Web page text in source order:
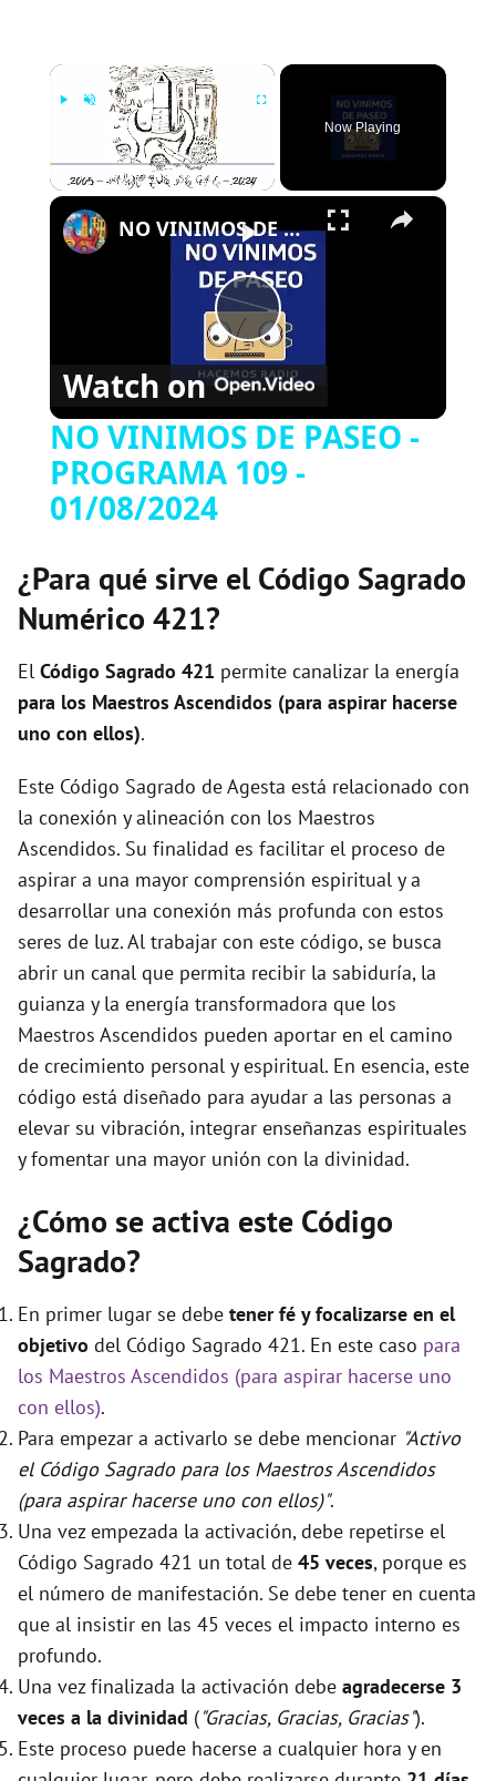
×
Now Playing
×
P
a
i
e
o
NO VINIMOS DE PASEO - PROGRAMA 109 - 01/08/2024
Watch on
NO VINIMOS DE PASEO -
PROGRAMA 109 -
01/08/2024
¿Para qué sirve el Código Sagrado
Numérico 421?
El Código Sagrado 421 permite canalizar la energía
para los Maestros Ascendidos (para aspirar hacerse
uno con ellos).
Este Código Sagrado de Agesta está relacionado con
la conexión y alineación con los Maestros
Ascendidos. Su finalidad es facilitar el proceso de
aspirar a una mayor comprensión espiritual y a
desarrollar una conexión más profunda con estos
seres de luz. Al trabajar con este código, se busca
abrir un canal que permita recibir la sabiduría, la
guianza y la energía transformadora que los
Maestros Ascendidos pueden aportar en el camino
de crecimiento personal y espiritual. En esencia, este
código está diseñado para ayudar a las personas a
elevar su vibración, integrar enseñanzas espirituales
y fomentar una mayor unión con la divinidad.
¿Cómo se activa este Código
Sagrado?
En primer lugar se debe tener fé y focalizarse en el
objetivo del Código Sagrado 421. En este caso para
los Maestros Ascendidos (para aspirar hacerse uno
con ellos).
Para empezar a activarlo se debe mencionar "Activo
el Código Sagrado para los Maestros Ascendidos
(para aspirar hacerse uno con ellos)".
Una vez empezada la activación, debe repetirse el
Código Sagrado 421 un total de 45 veces, porque es
el número de manifestación. Se debe tener en cuenta
que al insistir en las 45 veces el impacto interno es
profundo.
Una vez finalizada la activación debe agradecerse 3
veces a la divinidad ("Gracias, Gracias, Gracias").
Este proceso puede hacerse a cualquier hora y en